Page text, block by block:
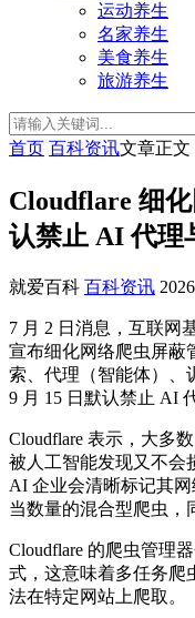
运动养生
名家养生
美食养生
旅游养生
首页 百科资讯文章正文
Cloudflare 细
认禁止 AI 代理
就爱百科 百科资讯
7 月 2 日消息，互联网
宣布细化网络爬虫屏蔽
索、代理（智能体）、
9 月 15 日默认禁止 AI
Cloudflare 表示，大多
被人工智能发现又不会
AI 企业会清晰标记其
当数量的混合型爬虫，
Cloudflare 的爬虫管理
式，这意味着多任务爬
法在特定网站上爬取。